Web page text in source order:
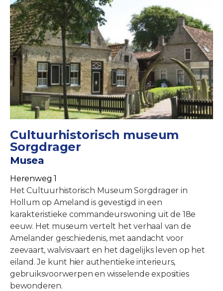
Cultuurhistorisch museum
Sorgdrager
Musea
Herenweg 1
Het Cultuurhistorisch Museum Sorgdrager in
Hollum op Ameland is gevestigd in een
karakteristieke commandeurswoning uit de 18e
eeuw. Het museum vertelt het verhaal van de
Amelander geschiedenis, met aandacht voor
zeevaart, walvisvaart en het dagelijks leven op het
eiland. Je kunt hier authentieke interieurs,
gebruiksvoorwerpen en wisselende exposities
bewonderen.